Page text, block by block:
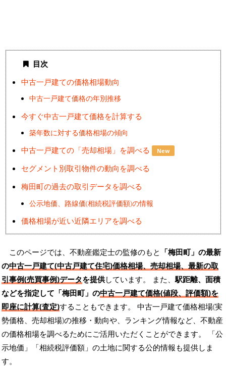
目次
中古一戸建ての価格相場動向
中古一戸建て価格の年別推移
今すぐ中古一戸建て価格を計算する
築年数に対する価格相場の傾向
中古一戸建ての「売却相場」を調べる New
セグメント別取引物件の動向を調べる
梅田町の過去の取引データを調べる
公示地価、路線価(相続税評価額)の情報
価格相場が近い近隣エリアを調べる
このページでは、不動産鑑定士の監修のもと 「梅田町」の最新
の中古一戸建て(中古戸建て住宅)価格相場、売却相場、最新の取
引事例(売買事例)データを提供しています。 また、駅距離、面積
などを指定して「梅田町」の中古一戸建て価格(値段、評価額)を
即座に計算(査定)することもできます。 中古一戸建て価格相場(実
勢価格、売却相場)の推移・動向や、ランキング情報など、不動産
の価格相場を調べるためにご活用いただくことができます。
「公
示地価」「相続税評価額」の土地に関する公的情報も提供しま
す。